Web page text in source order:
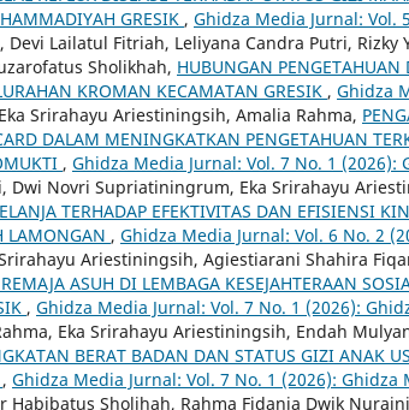
GRESIK , Ghidza Media Jurnal: Vol.
Devi Lailatul Fitriah, Leliyana Candra Putri, Rizky
Sholikhah, HUBUNGAN PENGETAHUAN
KROMAN KECAMATAN GRESIK , Ghidza
Srirahayu Ariestiningsih, Amalia Rahma,
DALAM MENINGKATKAN PENGETAHUAN
, Ghidza Media Jurnal: Vol. 7 No. 1 (2026):
Dwi Novri Supriatiningrum, Eka Srirahayu
TERHADAP EFEKTIVITAS DAN EFISIENSI
LAMONGAN , Ghidza Media Jurnal: Vol. 6 No. 2
Ariestiningsih, Agiestiarani Shahira
ASUH DI LEMBAGA KESEJAHTERAAN
, Ghidza Media Jurnal: Vol. 7 No. 1 (2026):
Eka Srirahayu Ariestiningsih, Endah
BERAT BADAN DAN STATUS GIZI ANAK
, Ghidza Media Jurnal: Vol. 7 No. 1 (2026): Ghidza
Habibatus Sholihah, Rahma Fidania Dwik